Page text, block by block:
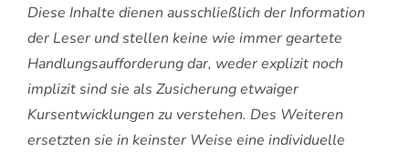
Diese Inhalte dienen ausschließlich der Information
der Leser und stellen keine wie immer geartete
Handlungsaufforderung dar, weder explizit noch
implizit sind sie als Zusicherung etwaiger
Kursentwicklungen zu verstehen. Des Weiteren
ersetzten sie in keinster Weise eine individuelle